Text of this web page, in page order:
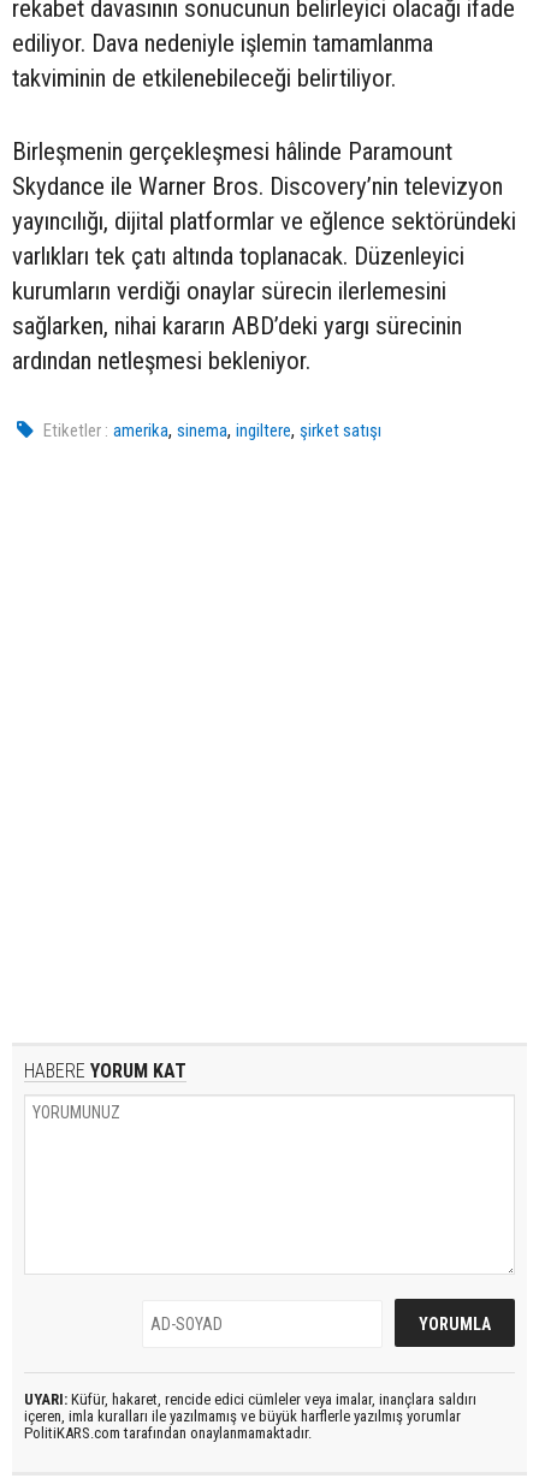
rekabet davasının sonucunun belirleyici olacağı ifade
ediliyor. Dava nedeniyle işlemin tamamlanma
takviminin de etkilenebileceği belirtiliyor.
Birleşmenin gerçekleşmesi hâlinde Paramount
Skydance ile Warner Bros. Discovery’nin televizyon
yayıncılığı, dijital platformlar ve eğlence sektöründeki
varlıkları tek çatı altında toplanacak. Düzenleyici
kurumların verdiği onaylar sürecin ilerlemesini
sağlarken, nihai kararın ABD’deki yargı sürecinin
ardından netleşmesi bekleniyor.
Etiketler : amerika,sinema,ingiltere,şirket satışı
HABERE YORUM KAT
UYARI: Küfür, hakaret, rencide edici cümleler veya imalar, inançlara saldırı
içeren, imla kuralları ile yazılmamış ve büyük harflerle yazılmış yorumlar
PolitiKARS.com tarafından onaylanmamaktadır.